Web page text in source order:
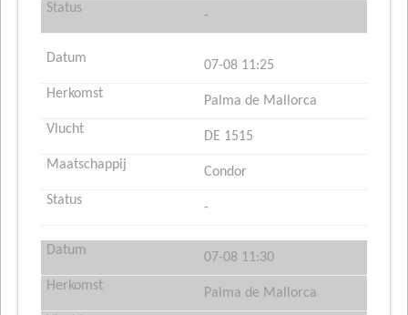
-
07-08 11:25
Palma de Mallorca
DE 1515
Condor
-
07-08 11:30
Palma de Mallorca